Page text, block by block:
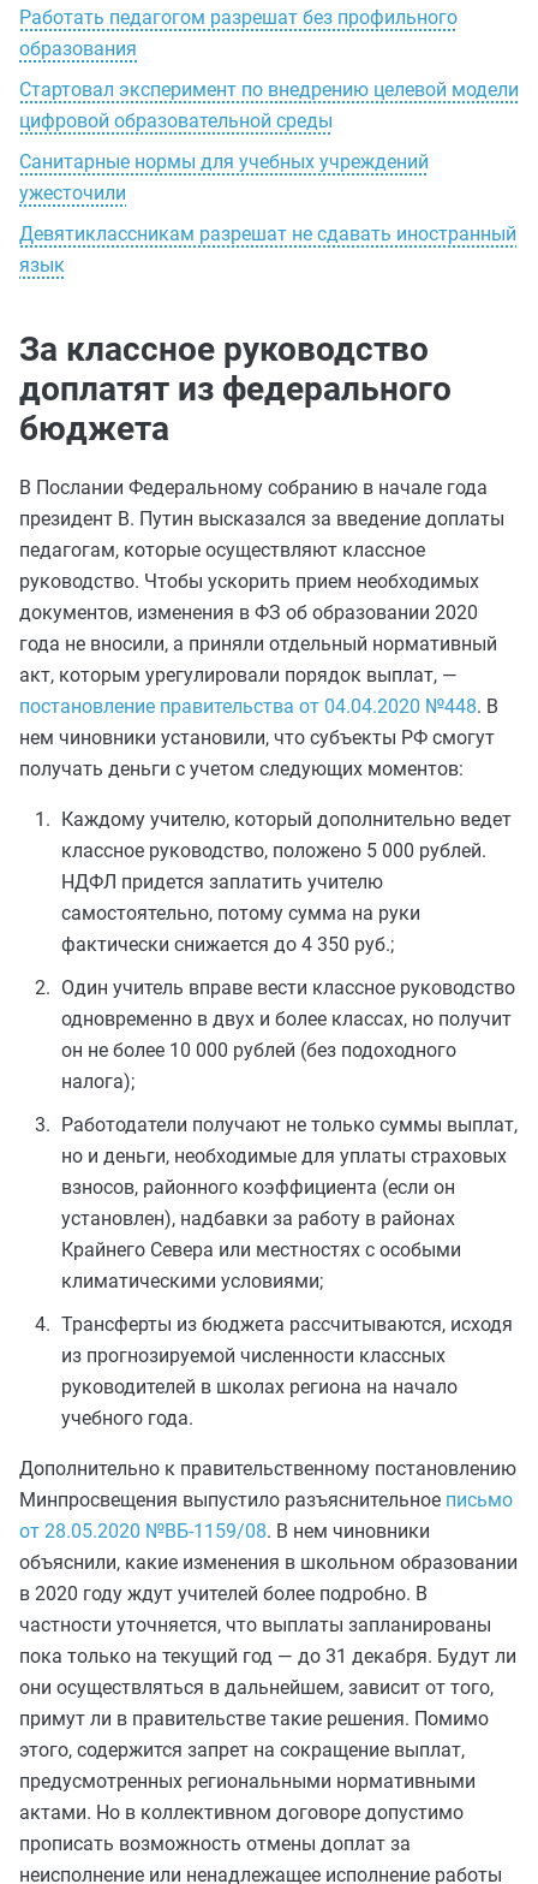
Работать педагогом разрешат без профильного
образования
Стартовал эксперимент по внедрению целевой модели
цифровой образовательной среды
Санитарные нормы для учебных учреждений
ужесточили
Девятиклассникам разрешат не сдавать иностранный
язык
За классное руководство
доплатят из федерального
бюджета
В Послании Федеральному собранию в начале года
президент В. Путин высказался за введение доплаты
педагогам, которые осуществляют классное
руководство. Чтобы ускорить прием необходимых
документов, изменения в ФЗ об образовании 2020
года не вносили, а приняли отдельный нормативный
акт, которым урегулировали порядок выплат, —
постановление правительства от 04.04.2020 №448. В
нем чиновники установили, что субъекты РФ смогут
получать деньги с учетом следующих моментов:
Каждому учителю, который дополнительно ведет
классное руководство, положено 5 000 рублей.
НДФЛ придется заплатить учителю
самостоятельно, потому сумма на руки
фактически снижается до 4 350 руб.;
Один учитель вправе вести классное руководство
одновременно в двух и более классах, но получит
он не более 10 000 рублей (без подоходного
налога);
Работодатели получают не только суммы выплат,
но и деньги, необходимые для уплаты страховых
взносов, районного коэффициента (если он
установлен), надбавки за работу в районах
Крайнего Севера или местностях с особыми
климатическими условиями;
Трансферты из бюджета рассчитываются, исходя
из прогнозируемой численности классных
руководителей в школах региона на начало
учебного года.
Дополнительно к правительственному постановлению
Минпросвещения выпустило разъяснительное письмо
от 28.05.2020 №ВБ-1159/08. В нем чиновники
объяснили, какие изменения в школьном образовании
в 2020 году ждут учителей более подробно. В
частности уточняется, что выплаты запланированы
пока только на текущий год — до 31 декабря. Будут ли
они осуществляться в дальнейшем, зависит от того,
примут ли в правительстве такие решения. Помимо
этого, содержится запрет на сокращение выплат,
предусмотренных региональными нормативными
актами. Но в коллективном договоре допустимо
прописать возможность отмены доплат за
неисполнение или ненадлежащее исполнение работы